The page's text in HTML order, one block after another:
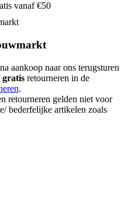
vanaf €50
aankoop naar ons terugsturen
gratis retourneren in de
.
retourneren gelden niet voor
bederfelijke artikelen zoals